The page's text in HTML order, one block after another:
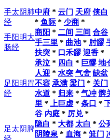
胃、大肠、小肠、膀胱和三焦）
面和腰背部，其中分布于上肢外
侧的为足三阳经。手足三阳经的
阳"居中，"太阳"在后；手足三阴
前，"厥阴"在中，"少阴"在后（
阴"在中，"少阴"在后）。
其表里关系是：手足三阴、三
成六对"表里相合"的关系。其中
与足厥阴为表里，足阳明与足太
里，手少阳与手厥阴为表里，手
手太阴肺
经
中府 * 云门 天府 侠白
* 鱼际 * 少商 *
手阳明大
肠经
商阳 * 二间 三间 合谷
手三里 * 曲池* 肘髎
扶突 * 口禾髎 迎香 *
足阳明胃
经
承泣 * 四白 * 巨髎 地
人迎 * 水突 气舍 缺盆
不容 承满 梁门 * 关门
水道 * 归来 * 气冲 髀
里 * 上巨虚 * 条口 *
谷 内庭 * 厉兑*
足太阴脾
隐白 * 大都 太白 * 公
阴陵泉 * 血海* 箕门